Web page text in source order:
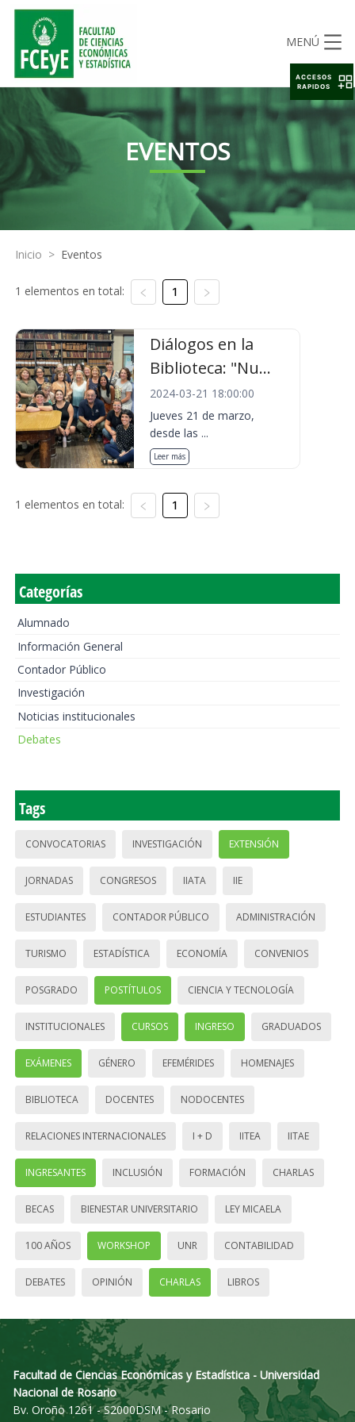
MENÚ
EVENTOS
Inicio > Eventos
1 elementos en total: 1
Diálogos en la
Biblioteca: "Nu...
2024-03-21 18:00:00
Jueves 21 de marzo,
desde las ...
Leer más
1 elementos en total: 1
Categorías
Alumnado
Información General
Contador Público
Investigación
Noticias institucionales
Debates
Tags
CONVOCATORIAS INVESTIGACIÓN EXTENSIÓN
JORNADAS CONGRESOS IIATA IIE
ESTUDIANTES CONTADOR PÚBLICO ADMINISTRACIÓN
TURISMO ESTADÍSTICA ECONOMÍA CONVENIOS
POSGRADO POSTÍTULOS CIENCIA Y TECNOLOGÍA
INSTITUCIONALES CURSOS INGRESO GRADUADOS
EXÁMENES GÉNERO EFEMÉRIDES HOMENAJES
BIBLIOTECA DOCENTES NODOCENTES
RELACIONES INTERNACIONALES I + D IITEA IITAE
INGRESANTES INCLUSIÓN FORMACIÓN CHARLAS
BECAS BIENESTAR UNIVERSITARIO LEY MICAELA
100 AÑOS WORKSHOP UNR CONTABILIDAD
DEBATES OPINIÓN CHARLAS LIBROS
Facultad de Ciencias Económicas y Estadística - Universidad
Nacional de Rosario
Bv. Oroño 1261 - S2000DSM - Rosario
ACCESOS
RAPIDOS